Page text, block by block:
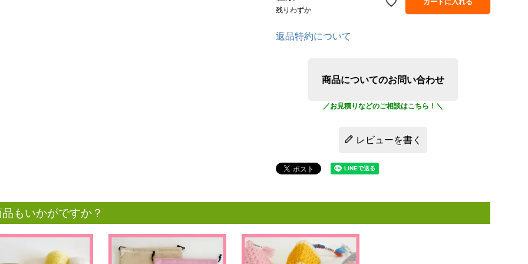
残りわずか
カートに入れる
返品特約について
商品についてのお問い合わせ
レビューを書く
もいかがですか？